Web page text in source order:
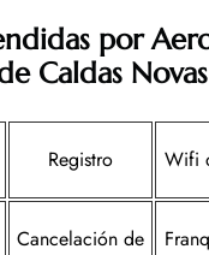
por
Caldas
Registro Wifi
Cancelación de